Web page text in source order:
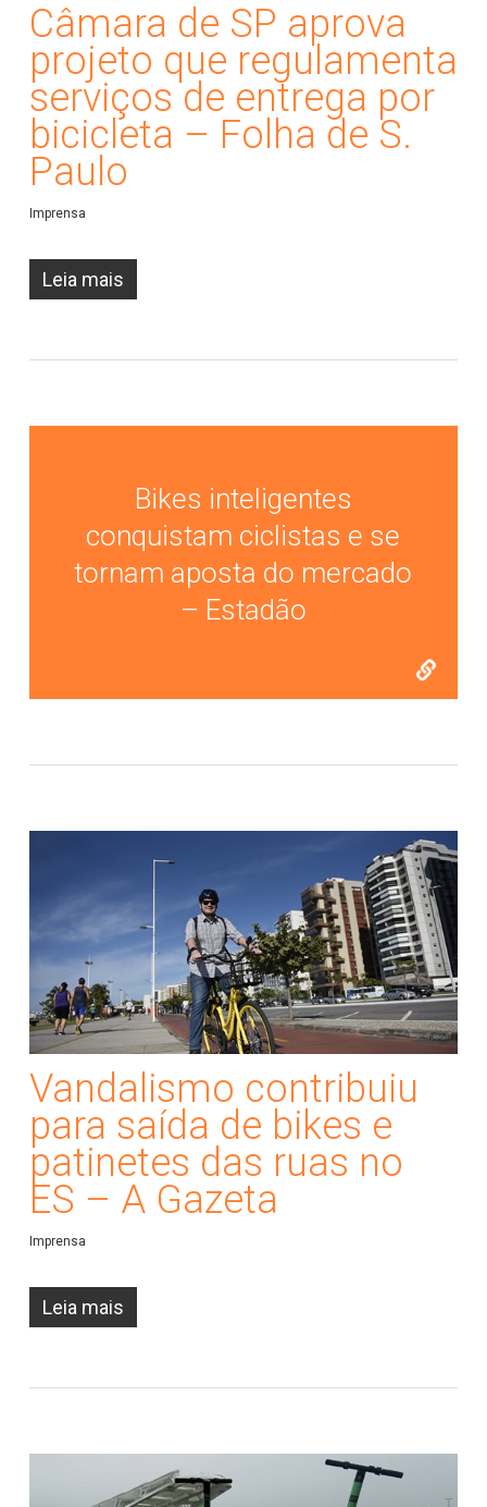
Câmara de SP aprova
projeto que regulamenta
serviços de entrega por
bicicleta – Folha de S.
Paulo
Imprensa
Leia mais
Bikes inteligentes
conquistam ciclistas e se
tornam aposta do mercado
– Estadão
Vandalismo contribuiu
para saída de bikes e
patinetes das ruas no
ES – A Gazeta
Imprensa
Leia mais